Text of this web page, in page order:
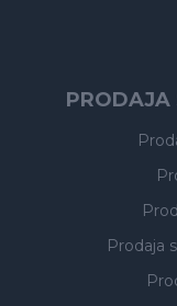
PRODAJA
Prodaja